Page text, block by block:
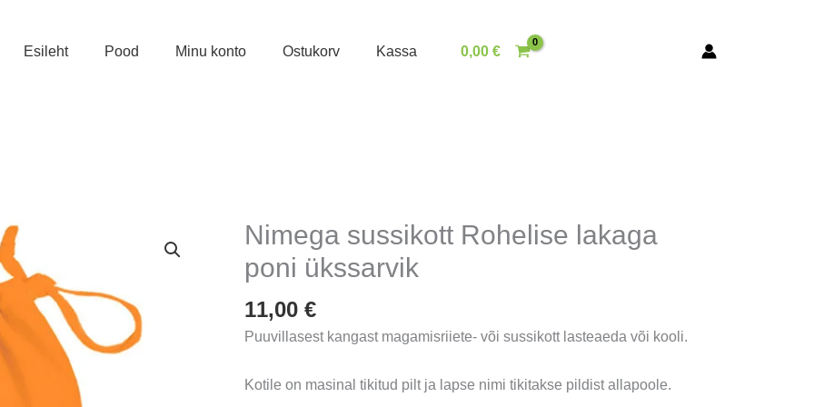
Esileht Pood Minu konto Ostukorv Kassa 0,00€
Nimega sussikott Rohelise lakaga
poni ükssarvik
11,00€
Puuvillasest kangast magamisriiete- või sussikott lasteaeda või kooli.
Kotile on masinal tikitud pilt ja lapse nimi tikitakse pildist allapoole.